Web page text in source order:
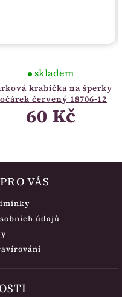
krabička na šperky
červený 18706-12
skladem
60 Kč
VÁS
údajů